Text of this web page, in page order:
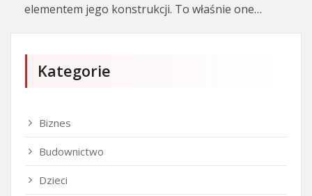
elementem jego konstrukcji. To właśnie one…
Kategorie
Biznes
Budownictwo
Dzieci